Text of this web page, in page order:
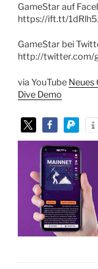
GameStar auf
https://ift.tt/
GameStar bei
http://twitter.com/
via YouTube Neues
Dive Demo